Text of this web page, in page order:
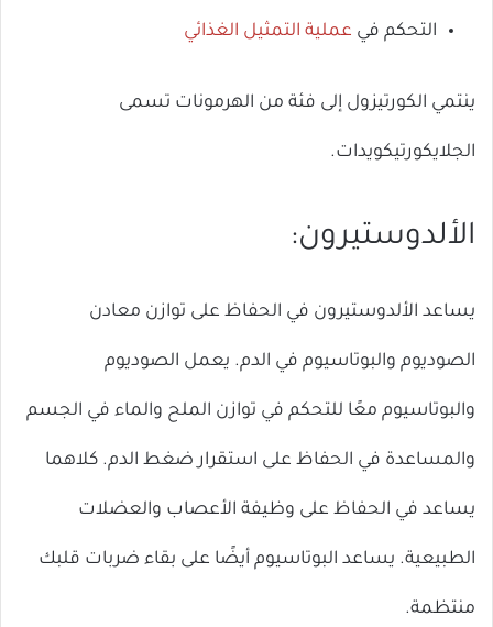
التحكم في عملية التمثيل الغذائي
ينتمي الكورتيزول إلى فئة من الهرمونات تسمى
الجلايكورتيكويدات.
الألدوستيرون:
يساعد الألدوستيرون في الحفاظ على توازن معادن
الصوديوم والبوتاسيوم في الدم. يعمل الصوديوم
والبوتاسيوم معًا للتحكم في توازن الملح والماء في الجسم
والمساعدة في الحفاظ على استقرار ضغط الدم. كلاهما
يساعد في الحفاظ على وظيفة الأعصاب والعضلات
الطبيعية. يساعد البوتاسيوم أيضًا على بقاء ضربات قلبك
منتظمة.